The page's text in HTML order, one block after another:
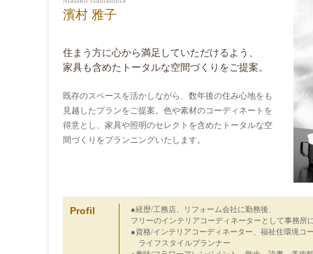
濱村 雅子
住まう方に心から満足していただけるよう、
家具も含めたトータルな空間づくりをご提案。
既存のスペースを活かしながら、数年後の住み心地をも
見越したプランをご提案。色や素材のコーディネートを
得意とし、家具や照明のセレクトを含めたトータルな空
間づくりをプランニングいたします。
Profil
●経歴/工務店、リフォーム会社に勤務後、
フリーのインテリアコーディネーターとして事務所
●資格/インテリアコーディネーター、福祉住環境コ
ライフスタイルプランナー